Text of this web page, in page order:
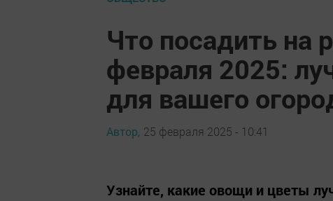
Что посадить на
февраля 2025:
для вашего
Автор, 25 февраля 2025 - 10:41
Узнайте, какие овощи и цветы